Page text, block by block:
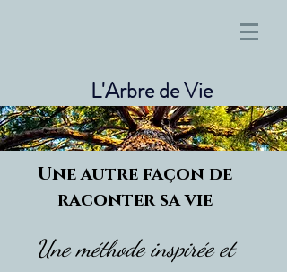
L'Arbre de Vie
Une autre façon de
raconter sa vie
Une méthode inspirée et